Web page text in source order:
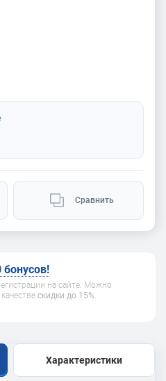
Сравнить
на сайте. Можно
скидки до 15%.
Характеристики